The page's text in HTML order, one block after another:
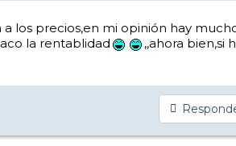
los precios,en mi opinión hay
la rentablidad
,,ahora bien,si